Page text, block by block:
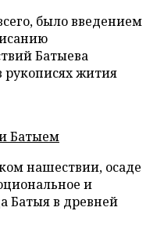
было введением
Батыева
рукописях жития
Батыем
нашествии, осаде
и
Батыя в древней